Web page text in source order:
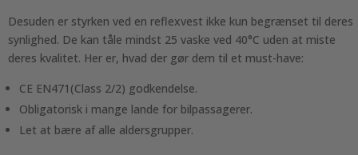
Desuden er styrken ved en reflexvest ikke kun begrænset til deres
synlighed. De kan tåle mindst 25 vaske ved 40°C uden at miste
deres kvalitet. Her er, hvad der gør dem til et must-have:
CE EN471(Class 2/2) godkendelse.
Obligatorisk i mange lande for bilpassagerer.
Let at bære af alle aldersgrupper.